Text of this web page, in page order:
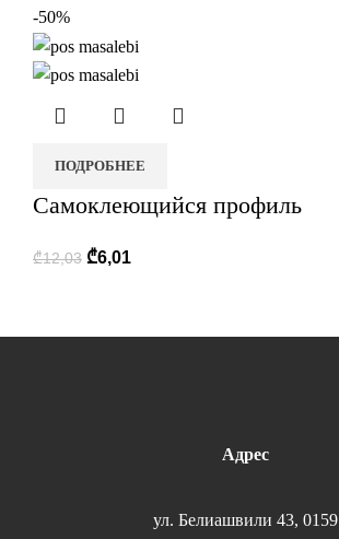
-50%
ПОДРОБНЕЕ
Самоклеющийся профиль
₾12,03 ₾6,01
Адрес
ул. Белиашвили 43, 0159